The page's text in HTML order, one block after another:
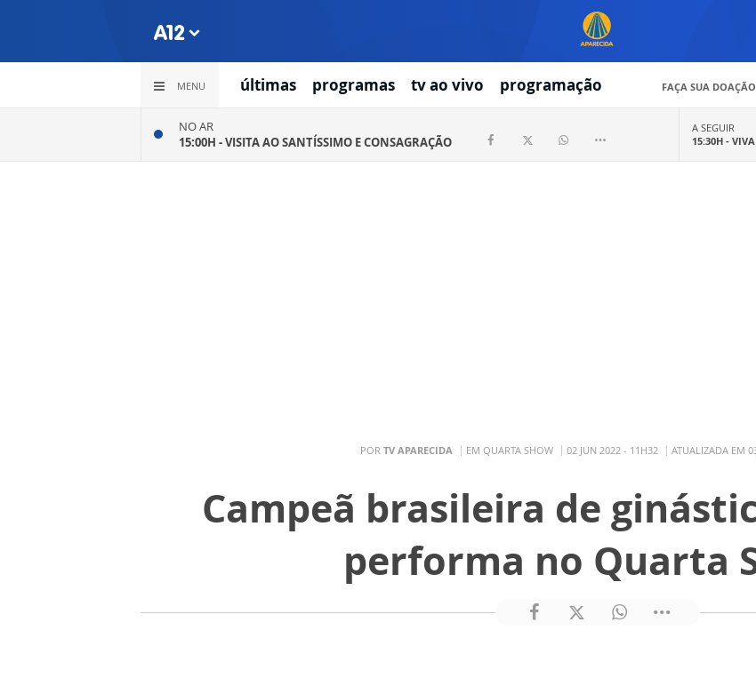
MENU últimas programas tv ao vivo programação FAÇA SUA DOAÇÃO
NO AR
15:00H -VISITA AO SANTÍSSIMO E CONSAGRAÇÃO
A SEGUIR
15:30H -
POR TV APARECIDA EM QUARTA SHOW 02 JUN 2022 - 11H32 ATUALIZADA EM
Campeã brasileira de
performa no Quarta